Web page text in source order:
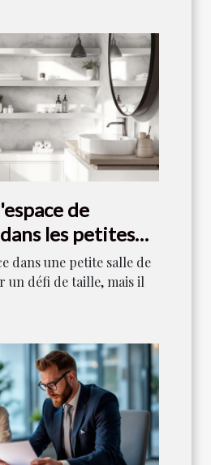
de
les petites
dans une petite salle de
un défi de taille, mais il